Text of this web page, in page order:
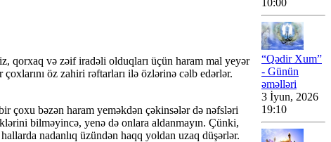
qorxaq və zəif iradəli olduqları üçün haram mal yeyər
öz zahiri rəftarları ilə özlərinə cəlb edərlər.
çoxu bəzən haram yeməkdən çəkinsələr də nəfsləri
bilməyincə, yenə də onlara aldanmayın. Çünki,
nadanlıq üzündən haqq yoldan uzaq düşərlər.
10:00
“Qədir Xum”
- Günün
əməlləri
3 İyun, 2026
19:10